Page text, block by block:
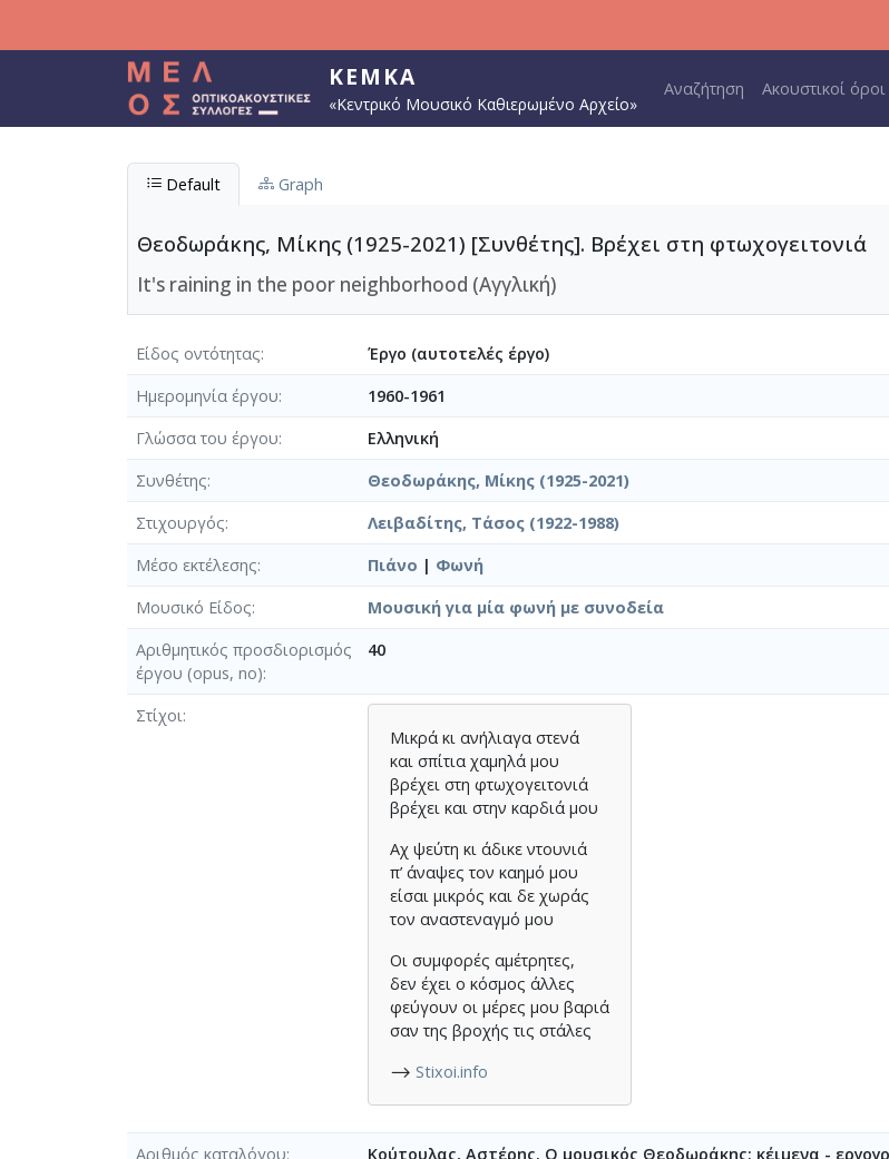
ΚΕΜΚΑ
«Κεντρικό Μουσικό Καθιερωμένο Αρχείο»
Main navigation
Αναζήτηση Ακουστικοί όροι
Default Graph
Θεοδωράκης, Μίκης (1925-2021) [Συνθέτης]. Βρέχει στη φτωχογειτονιά
It's raining in the poor neighborhood (Αγγλική)
Είδος οντότητας
Έργο (αυτοτελές έργο)
Ημερομηνία έργου
1960-1961
Γλώσσα του έργου
Ελληνική
Συνθέτης
Θεοδωράκης, Μίκης (1925-2021)
Στιχουργός
Λειβαδίτης, Τάσος (1922-1988)
Μέσο εκτέλεσης
Πιάνο | Φωνή
Μουσικό Είδος
Μουσική για μία φωνή με συνοδεία
Αριθμητικός προσδιορισμός
έργου (opus, no)
40
Στίχοι
Μικρά κι ανήλιαγα στενά
και σπίτια χαμηλά μου
βρέχει στη φτωχογειτονιά
βρέχει και στην καρδιά μου
Αχ ψεύτη κι άδικε ντουνιά
π’ άναψες τον καημό μου
είσαι μικρός και δε χωράς
τον αναστεναγμό μου
Οι συμφορές αμέτρητες,
δεν έχει ο κόσμος άλλες
φεύγουν οι μέρες μου βαριά
σαν της βροχής τις στάλες
⟶ Stixoi.info
Αριθμός καταλόγου Κούτουλας, Αστέρης. Ο μουσικός Θεοδωράκης: κέιμενα -